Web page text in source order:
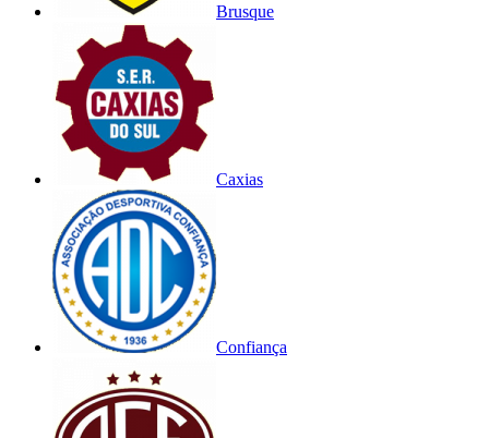
Brusque
Caxias
Confiança